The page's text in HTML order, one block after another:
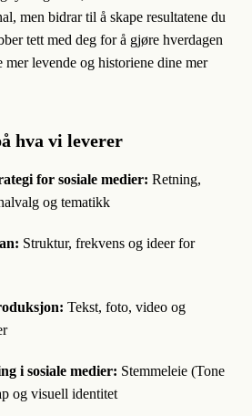
men bidrar til å skape resultatene du
tett med deg for å gjøre hverdagen
mer levende og historiene dine mer
hva vi leverer
for sosiale medier: Retning,
og tematikk
Struktur, frekvens og ideer for
Tekst, foto, video og
i sosiale medier: Stemmeleie (Tone
og visuell identitet